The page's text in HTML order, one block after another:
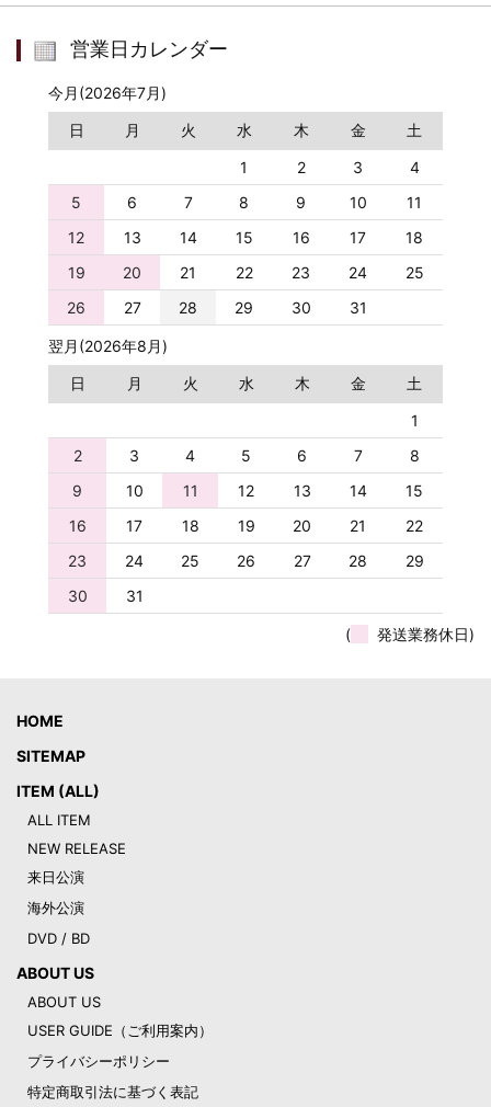
営業日カレンダー
今月(2026年7月)
日
月 火 水 木 金
土
1
2 3
4
5
6 7 8 9 10
11
12
13 14 15 16 17
18
19
20 21 22 23 24
25
26
27 28 29 30 31
翌月(2026年8月)
日
月 火 水 木 金
土
1
2
3 4 5 6 7
8
9
10 11 12 13 14
15
16
17 18 19 20 21
22
23
24 25 26 27 28
29
30
31
( 発送業務休日)
HOME
SITEMAP
ITEM (ALL)
ALL ITEM
NEW RELEASE
来日公演
海外公演
DVD / BD
ABOUT US
ABOUT US
USER GUIDE（ご利用案内）
プライバシーポリシー
特定商取引法に基づく表記